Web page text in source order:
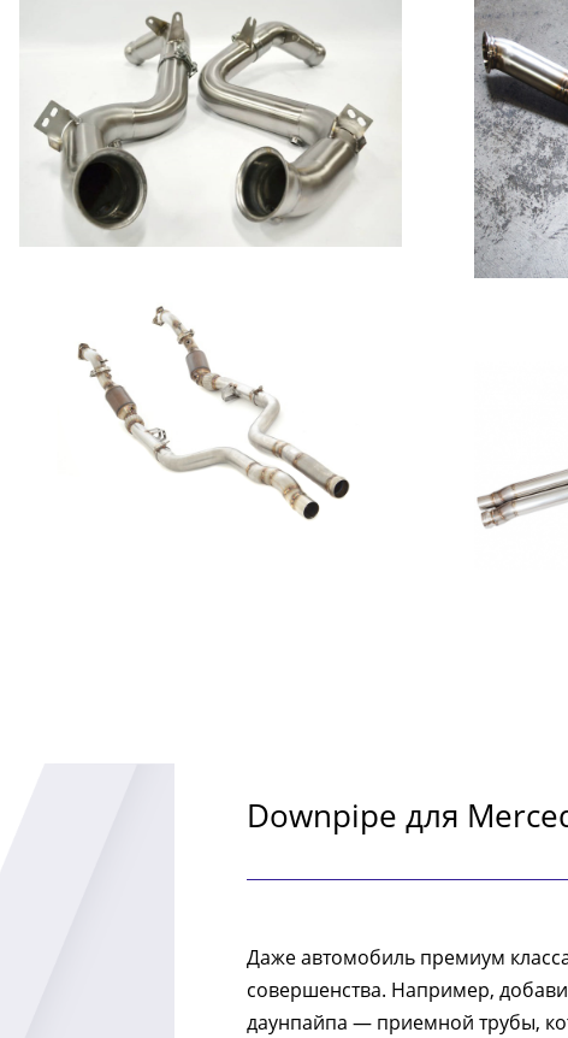
Downpipe для
Даже автомобиль премиум
совершенства. Например,
даунпайпа — приемной трубы,